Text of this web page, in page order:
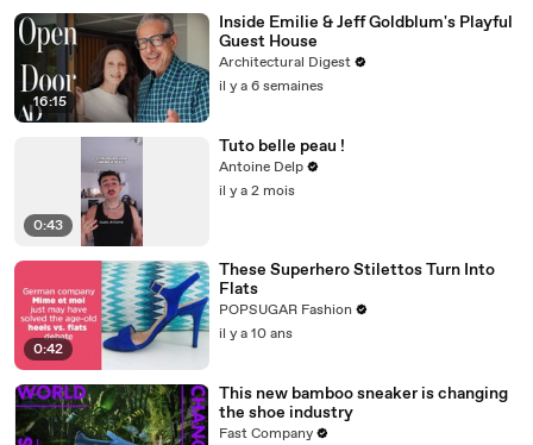
16:15
Inside Emilie & Jeff Goldblum's Playful
Guest House
Architectural Digest
il y a 6 semaines
0:43
Tuto belle peau !
Antoine Delp
il y a 2 mois
0:42
These Superhero Stilettos Turn Into
Flats
POPSUGAR Fashion
il y a 10 ans
This new bamboo sneaker is changing
the shoe industry
Fast Company